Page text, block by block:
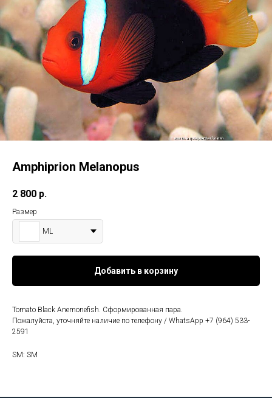
Amphiprion Melanopus
2 800 р.
Размер
МL
Добавить в корзину
Tomato Black Anemonefish. Сформированная пара.
Пожалуйста, уточняйте наличие по телефону / WhatsApp +7 (964) 533-
2591
SM: SM